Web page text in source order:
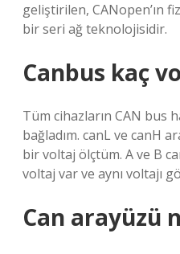
geliştirilen, CANopen’ın
bir seri ağ teknolojisidir.
Canbus kaç
Tüm cihazların CAN bus
bağladım. canL ve canH
bir voltaj ölçtüm. A ve B
voltaj var ve aynı voltajı
Can arayüzü